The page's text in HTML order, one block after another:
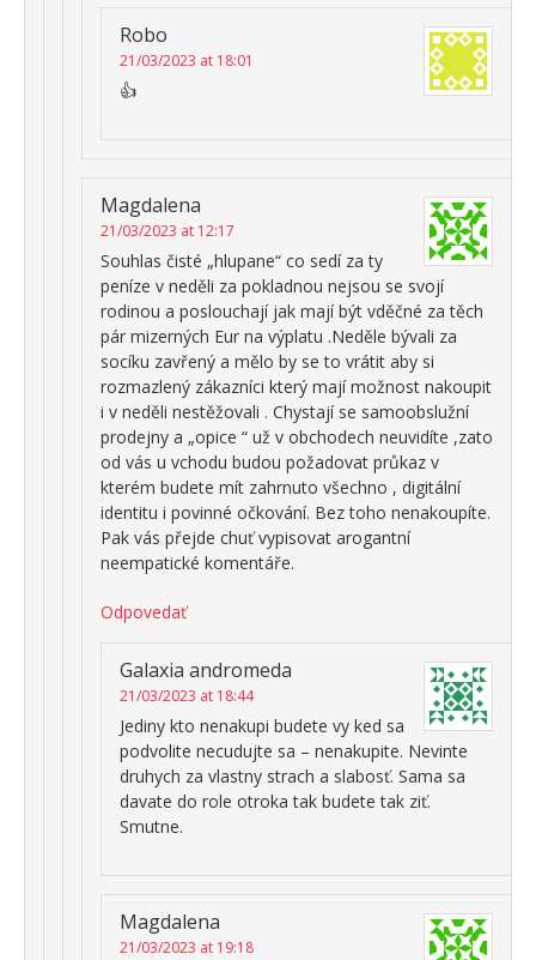
Robo
21/03/2023 at 18:01
👍
Magdalena
21/03/2023 at 12:17
Souhlas čisté „hlupane“ co sedí za ty
peníze v neděli za pokladnou nejsou se svojí
rodinou a poslouchají jak mají být vděčné za těch
pár mizerných Eur na výplatu .Neděle bývali za
socíku zavřený a mělo by se to vrátit aby si
rozmazlený zákazníci který mají možnost nakoupit
i v neděli nestěžovali . Chystají se samoobslužní
prodejny a „opice “ už v obchodech neuvidíte ,zato
od vás u vchodu budou požadovat průkaz v
kterém budete mít zahrnuto všechno , digitální
identitu i povinné očkování. Bez toho nenakoupíte.
Pak vás přejde chuť vypisovat arogantní
neempatické komentáře.
Odpovedať
Galaxia andromeda
21/03/2023 at 18:44
Jediny kto nenakupi budete vy ked sa
podvolite necudujte sa – nenakupite. Nevinte
druhych za vlastny strach a slabosť. Sama sa
davate do role otroka tak budete tak ziť.
Smutne.
Magdalena
21/03/2023 at 19:18